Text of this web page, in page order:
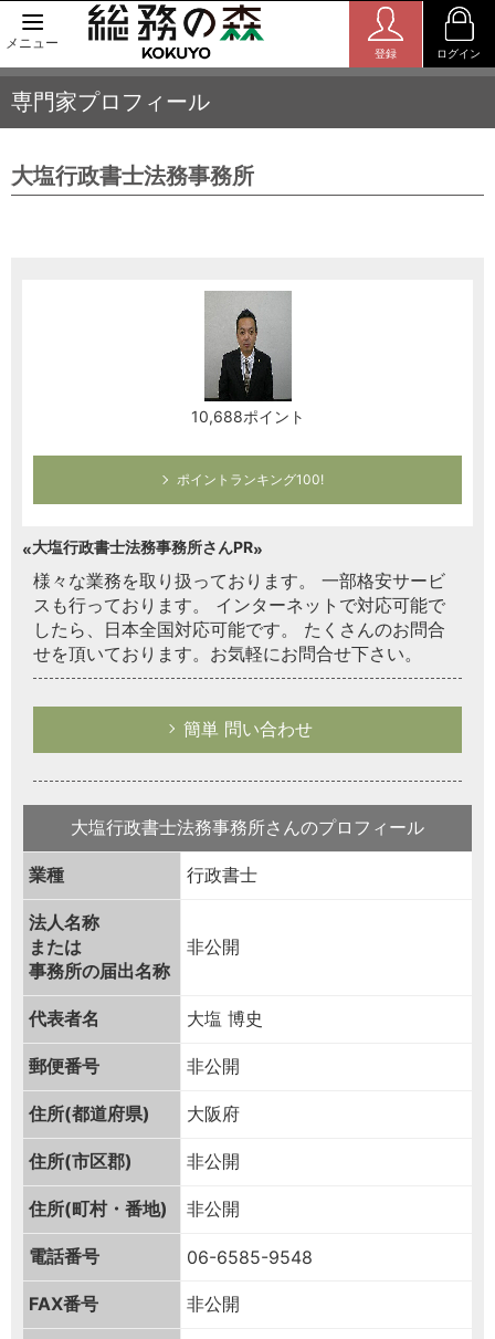
メニュー
登録 ログイン
専門家プロフィール
大塩行政書士法務事務所
10,688ポイント
ポイントランキング100!
大塩行政書士法務事務所さんPR
様々な業務を取り扱っております。 一部格安サービ
スも行っております。 インターネットで対応可能で
したら、日本全国対応可能です。 たくさんのお問合
せを頂いております。お気軽にお問合せ下さい。
簡単 問い合わせ
大塩行政書士法務事務所さんのプロフィール
業種 行政書士
法人名称
または
事務所の届出名称
非公開
代表者名 大塩 博史
郵便番号 非公開
住所(都道府県) 大阪府
住所(市区郡) 非公開
住所(町村・番地) 非公開
電話番号 06-6585-9548
FAX番号 非公開